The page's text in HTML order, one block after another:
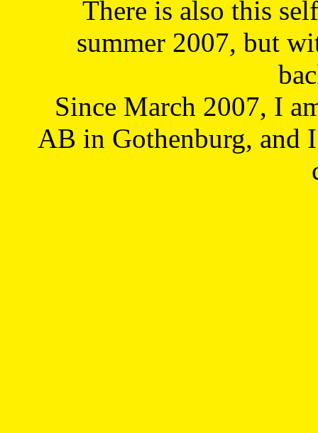
There is also this
summer 2007, but
Since March 2007, I
AB in Gothenburg, and